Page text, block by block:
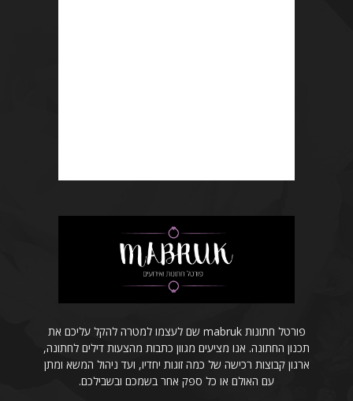
פורטל חתונות mabruk שם לעצמו למטרה להקל עליכם את
תכנון החתונה. אנו מציעים מגוון כתבות מהצעות דילים לחתונה,
ארגון קבוצות רכישה של כמה זוגות יחדיו, ועד ניהול המשא ומתן
עם האולם או כל ספק אחר בשמכם ובשבילכם.